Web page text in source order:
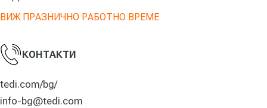
ВИЖ ПРАЗНИЧНО РАБОТНО ВРЕМЕ
КОНТАКТИ
tedi.com/bg/
info-bg@tedi.com